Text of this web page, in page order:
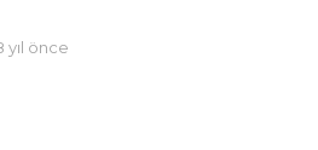
yıl önce